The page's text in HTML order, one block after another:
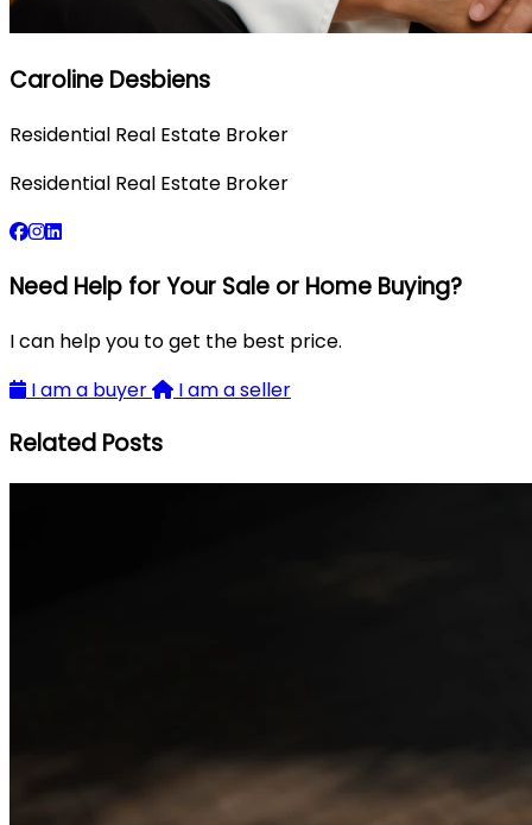
Caroline Desbiens
Residential Real Estate Broker
Residential Real Estate Broker
Need Help for Your Sale or Home Buying?
I can help you to get the best price.
I am a buyer
I am a seller
Related Posts